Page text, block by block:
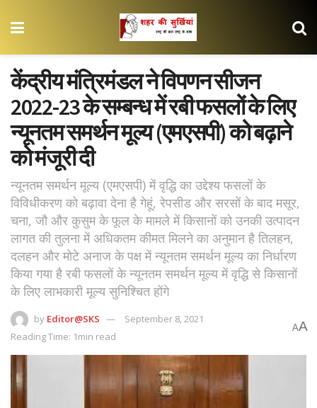
केंद्रीय मंत्रिमंडल ने विपणन सीजन
2022-23 के सम्बन्ध में रबी फसलों के लिए
न्यूनतम समर्थन मूल्य (एमएसपी) को बढ़ाने
को मंजूरी दी
न्यूनतम समर्थन मूल्य (एमएसपी) में वृद्धि का उद्देश्य फसलों के
विविधीकरण को बढ़ावा देना है गेहूं, रेपसीड और सरसों के बाद मसूर,
चना, जौ और कुसुम के फूल के मामले में किसानों को उनकी उत्पादन
लागत की तुलना में अधिकतम कीमत मिलने का अनुमान है तिलहन,
दलहन और मोटे अनाज के पक्ष में न्यूनतम समर्थन मूल्य का निर्धारण
किया गया है रबी फसलों के न्यूनतम समर्थन मूल्य में वृद्धि से किसानों
के लिए लाभकारी मूल्य सुनिश्चित होंगे
by Editor@SKS
September 8, 2021
Reading Time: 1min read
AA